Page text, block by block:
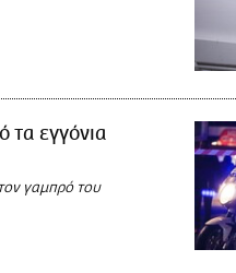
εγγόνια
γαμπρό του